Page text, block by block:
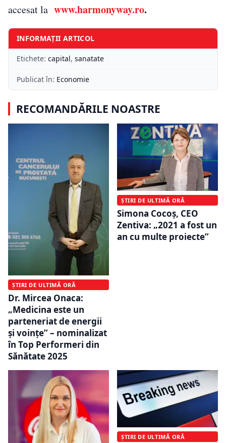
accesat la www.harmonyway.ro.
INFORMAȚII ARTICOL
Etichete: capital, sanatate
Publicat în: Economie
RECOMANDĂRILE NOASTRE
ȘTIRI DE ULTIMĂ ORĂ
Dr. Mircea Onaca:
„Medicina este un
parteneriat de energii
și voințe” – nominalizat
în Top Performeri din
Sănătate 2025
ȘTIRI DE ULTIMĂ ORĂ
Simona Cocoș, CEO
Zentiva: „2021 a fost un
an cu multe proiecte”
ȘTIRI DE ULTIMĂ ORĂ